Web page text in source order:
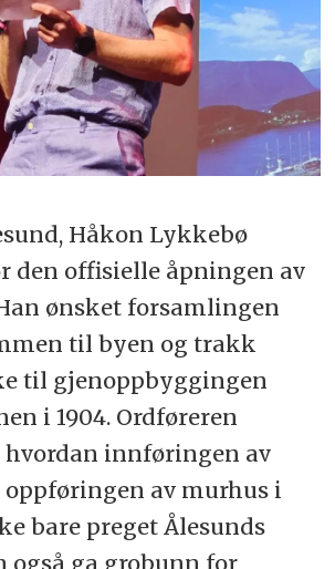
Håkon Lykkebø
den offisielle åpningen av
ønsket forsamlingen
til byen og trakk
til gjenoppbyggingen
i 1904. Ordføreren
innføringen av
av murhus i
bare preget Ålesunds
også ga grobunn for